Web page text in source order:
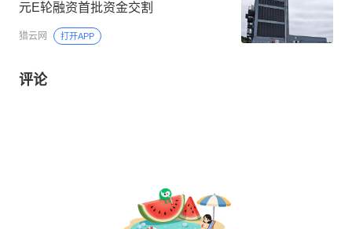
元E轮融资首批资金交割
猎云网 打开APP
评论